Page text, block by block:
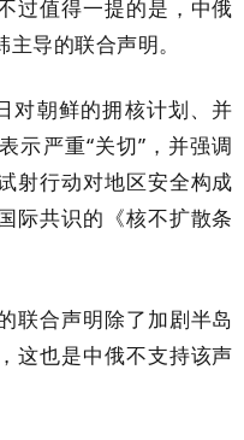
过值得一提的是，中俄
导的联合声明。
对朝鲜的拥核计划、并
示严重“关切”，并强调
射行动对地区安全构成
际共识的《核不扩散条
联合声明除了加剧半岛
这也是中俄不支持该声